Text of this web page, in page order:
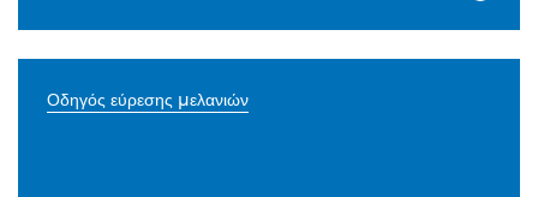
Οδηγός εύρεσης μελανιών